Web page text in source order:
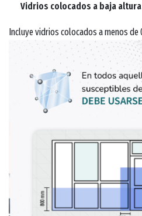
Vidrios colocados a baja altura
Incluye vidrios colocados a menos